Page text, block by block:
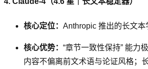
核心定位： Anthropic 推出的长文
核心优势： “章节一致性保持” 能力
内容不偏离前文术语与论证风格；